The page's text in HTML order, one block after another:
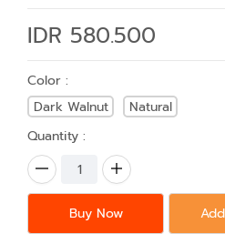
IDR 580.500
Color :
Dark Walnut
Natural
Quantity :
Buy Now